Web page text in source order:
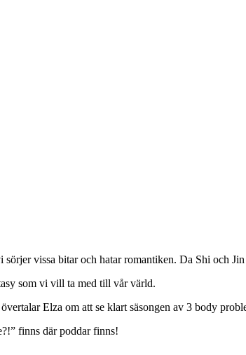
vissa bitar och hatar romantiken. Da Shi och
som vi vill ta med till vår värld.
Elza om att se klart säsongen av 3 body
finns där poddar finns!